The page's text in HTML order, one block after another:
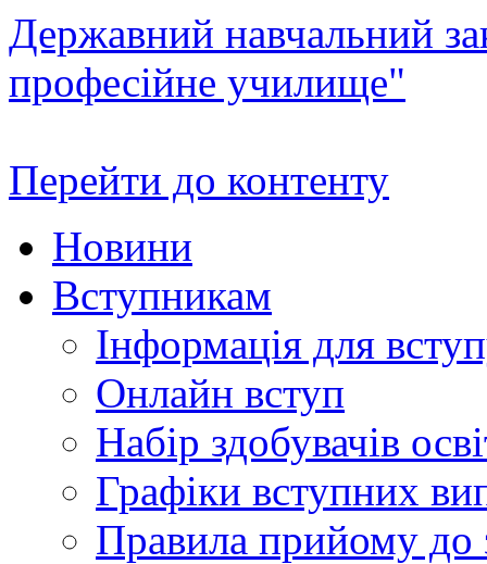
Державний навчальний
професійне училище"
Перейти до контенту
Новини
Вступникам
Інформація для
Онлайн вступ
Набір здобувачів
Графіки вступних
Правила прийому до